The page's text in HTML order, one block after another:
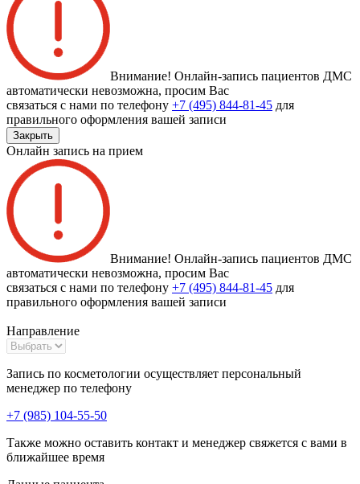
Внимание! Онлайн-запись пациентов ДМС
автоматически невозможна, просим Вас
связаться с нами по телефону +7 (495) 844-81-45 для
правильного оформления вашей записи
Закрыть
Онлайн запись на прием
Внимание! Онлайн-запись пациентов ДМС
автоматически невозможна, просим Вас
связаться с нами по телефону +7 (495) 844-81-45 для
правильного оформления вашей записи
Направление
Запись по косметологии осуществляет персональный
менеджер по телефону
+7 (985) 104-55-50
Также можно оставить контакт и менеджер свяжется с вами в
ближайшее время